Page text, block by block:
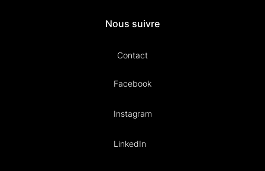
Nous suivre
Contact
Facebook
Instagram
LinkedIn